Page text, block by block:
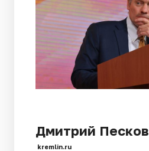
Дмитрий Песков
kremlin.ru